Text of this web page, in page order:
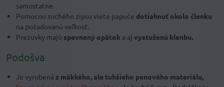
samostatne.
Pomocou suchého zipsu viete papuče dotiahnuť okolo členku
na požadovanú veľkosť.
Prezuvky majú spevnený opätok a aj vystuženú klenbu.
Podošva
Je vyrobená z mäkkého, ale tuhšieho penového materiálu,